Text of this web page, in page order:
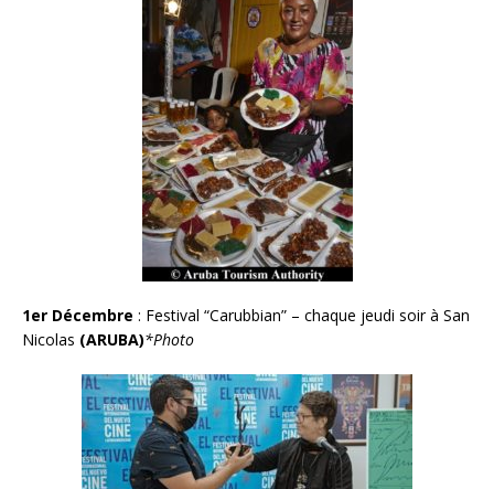
1er Décembre : Festival “Carubbian” – chaque jeudi soir à San
Nicolas (ARUBA)*Photo